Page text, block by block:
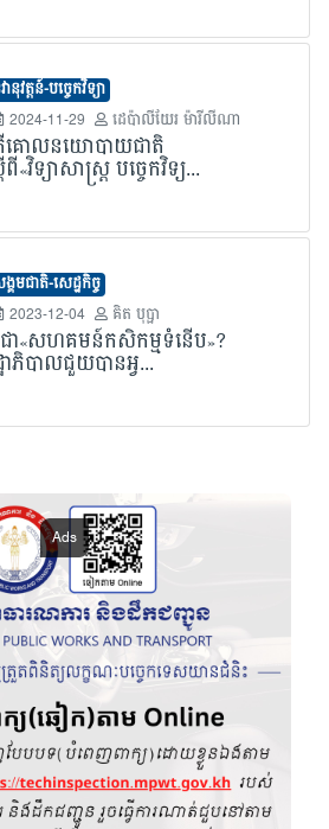
ានុវត្តន៍-បច្ចេកវិទ្យា
2024-11-29
ដេប៉ាលីយែរ ម៉ារីលីណា
គោលនយោបាយជាតិ
ពី«វិទ្យាសាស្ត្រ បច្ចេកវិទ្យ...
គមជាតិ-សេដ្ឋកិច្ច
2023-12-04
គិត បុប្ផា
ជា«សហគមន៍កសិកម្មទំនើប»?
ឋាភិបាលជួយបានអ្វ...